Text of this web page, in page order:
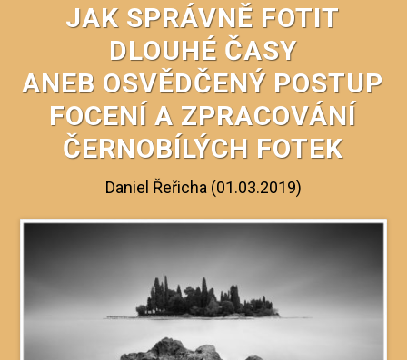
JAK SPRÁVNĚ FOTIT
DLOUHÉ ČASY
ANEB OSVĚDČENÝ POSTUP
FOCENÍ A ZPRACOVÁNÍ
ČERNOBÍLÝCH FOTEK
Daniel Řeřicha (01.03.2019)